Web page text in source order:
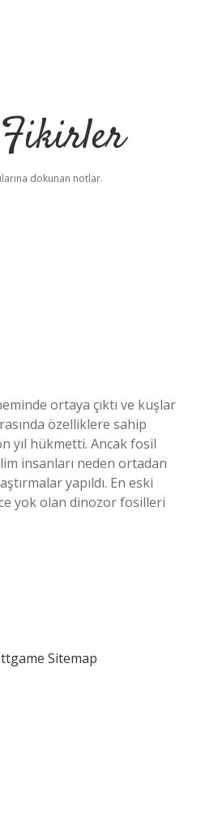
dokunan notlar.
ortaya çıktı ve kuşlar
özelliklere sahip
yıl hükmetti. Ancak fosil
insanları neden ortadan
yapıldı. En eski
yok olan dinozor fosilleri
Sitemap